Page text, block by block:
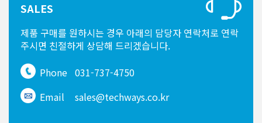
SALES
제품 구매를 원하시는 경우 아래의 담당자 연락처로 연락
주시면 친절하게 상담해 드리겠습니다.
Phone 031-737-4750
Email
sales@techways.co.kr